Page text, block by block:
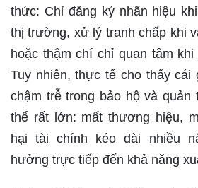
thức: Chỉ đăng ký nhãn hiệu
thị trường, xử lý tranh chấp khi
hoặc thậm chí chỉ quan tâm
Tuy nhiên, thực tế cho thấy cái
chậm trễ trong bảo hộ và quản
thể rất lớn: mất thương hiệu,
hại tài chính kéo dài nhiều
hưởng trực tiếp đến khả năng